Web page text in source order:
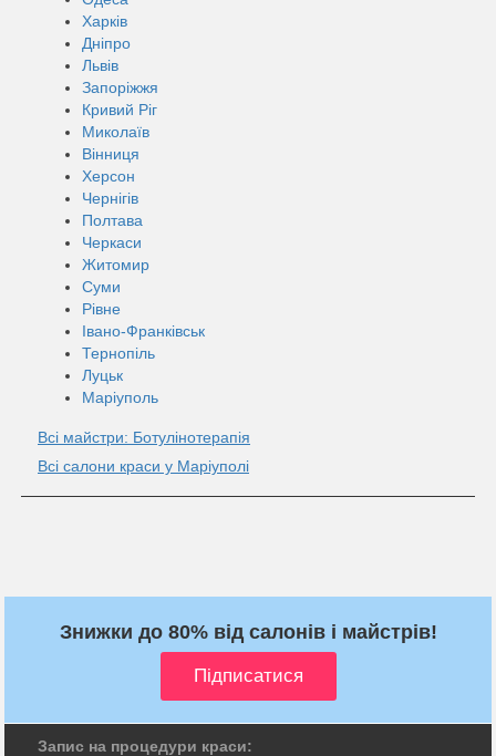
Харків
Дніпро
Львів
Запоріжжя
Кривий Ріг
Миколаїв
Вінниця
Херсон
Чернігів
Полтава
Черкаси
Житомир
Суми
Рівне
Івано-Франківськ
Тернопіль
Луцьк
Маріуполь
Всі майстри: Ботулінотерапія
Всі салони краси у Маріуполi
Знижки до 80% від салонів і майстрів!
Запис на процедури краси: